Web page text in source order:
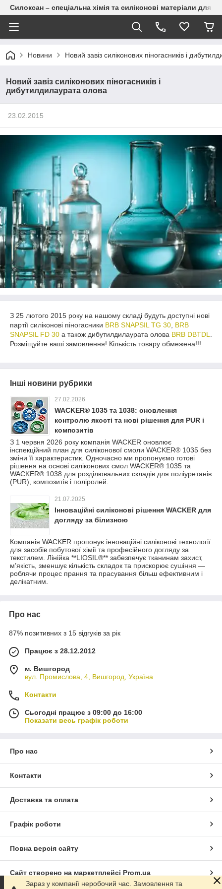
Силоксан – спеціальна хімія та силіконові матеріали для
Новини Новий завіз силіконових піногасників і
Новий завіз силіконових піногасників і
дибутилдилаурата олова
23.02.2015
З 25 лютого 2015 року на нашому складі будуть доступні нові
партії силіконові піногасники BRB SNAPSIL TG 30 BRB
SNAPSIL FD 30 а також дибутилдилаурата олова BRB DBTDL
Розміщуйте ваші замовлення! Кількість товару обмежена!!!
Інші новини рубрики
27.02.2026
WACKER® 1035 та 1038: оновлення
контролю якості та нові рішення для PUR і
композитів
З 1 червня 2026 року компанія WACKER оновлює
інспекційний план для силіконової смоли WACKER® 1035 без
зміни її характеристик. Одночасно ми пропонуємо готові
рішення на основі силіконових смол WACKER® 1035 та
WACKER® 1038 для розділювальних складів для поліуретанів
(PUR), композитів і поліролей.
21.07.2025
Інноваційні силіконові рішення WACKER для
догляду за білизною
Компанія WACKER пропонує інноваційні силіконові технології
для засобів побутової хімії та професійного догляду за
текстилем. Лінійка **LIOSIL®** забезпечує тканинам захист,
м’якість, зменшує кількість складок та прискорює сушіння —
роблячи процес прання та прасування більш ефективним і
делікатним.
Про нас
87% позитивних з 15 відгуків за рік
Працює з 28.12.2012
м. Вишгород
вул. Промислова, 4, Вишгород, Україна
Контакти
Сьогодні працює з 09:00 до 16:00
Показати весь графік роботи
Про нас
Контакти
Доставка та оплата
Графік роботи
Повна версія сайту
Сайт створено на маркетплейсі Prom.ua
Зараз у компанії неробочий час. Замовлення та